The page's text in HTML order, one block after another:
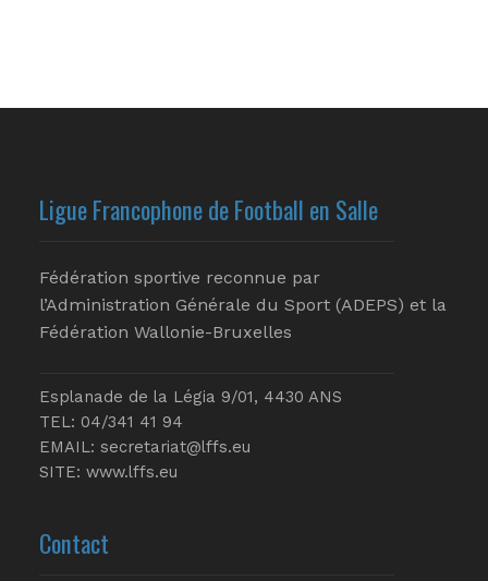
Ligue Francophone de Football en Salle
Fédération sportive reconnue par
l’Administration Générale du Sport (ADEPS) et la
Fédération Wallonie-Bruxelles
Esplanade de la Légia 9/01, 4430 ANS
TEL: 04/341 41 94
EMAIL: secretariat@lffs.eu
SITE: www.lffs.eu
Contact